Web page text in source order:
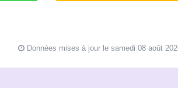
Données mises à jour le samedi 08 août